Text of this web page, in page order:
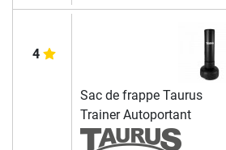
4
Sac de frappe Taurus
Trainer Autoportant